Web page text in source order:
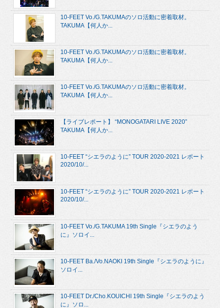
10-FEET Vo./G.TAKUMAのソロ活動に密着取材。
TAKUMA【何人か...
10-FEET Vo./G.TAKUMAのソロ活動に密着取材。
TAKUMA【何人か...
10-FEET Vo./G.TAKUMAのソロ活動に密着取材。
TAKUMA【何人か...
【ライブレポート】 “MONOGATARI LIVE 2020”
TAKUMA【何人か...
10-FEET “シエラのように” TOUR 2020-2021 レポート
2020/10/...
10-FEET “シエラのように” TOUR 2020-2021 レポート
2020/10/...
10-FEET Vo./G.TAKUMA 19th Single『シエラのよう
に』ソロイ...
10-FEET Ba./Vo.NAOKI 19th Single『シエラのように』
ソロイ...
10-FEET Dr./Cho.KOUICHI 19th Single『シエラのよう
に』ソロ...